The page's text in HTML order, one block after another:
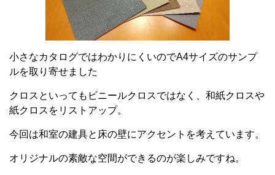
小さなカタログではわかりにくいのでA4サイズのサンプ
ルを取り寄せました
クロスといってもビニールクロスではなく、和紙クロスや
紙クロスをリストアップ。
今回は和室の建具と床の壁にアクセントを考えています。
オリジナルの素敵な空間ができるのが楽しみですね。